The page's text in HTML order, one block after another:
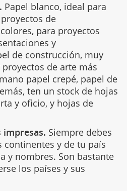
Papel blanco, ideal para
de
para proyectos
y
de construcción, muy
de arte más
papel crepé, papel de
ten un stock de hojas
y oficio, y hojas de
impresas. Siempre debes
continentes y de tu país
y nombres. Son bastante
los países y sus